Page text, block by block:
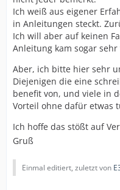
Ich weiß aus eigener
in Anleitungen steckt.
Ich will aber auf keinen
Anleitung kam sogar sehr
Aber, ich bitte hier sehr
Diejenigen die eine
benefit von, und viele in
Vorteil ohne dafür etwas
Ich hoffe das stößt auf
Gruß
Einmal editiert, zuletzt von